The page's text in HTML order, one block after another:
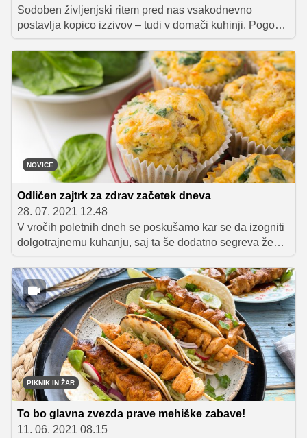
Sodoben življenjski ritem pred nas vsakodnevno
postavlja kopico izzivov – tudi v domači kuhinji. Pogosto
moramo namreč v pičle pol ure pripraviti obrok, ki bo
zadovoljil okuse celotne družine, kar je vse prej kot
mačji kašelj. V takih primerih so nam lahko v veliko
pomoč začimbe, saj predstavljajo pomemben del
našega kulinaričnega ustvarjanja. Z njihovo pomočjo je
mogoče v zelo kratkem času ustvariti vrhunske jedi, ki
očarajo še tako zahtevne jedce.
NOVICE
Odličen zajtrk za zdrav začetek dneva
28. 07. 2021 12.48
V vročih poletnih dneh se poskušamo kar se da izogniti
dolgotrajnemu kuhanju, saj ta še dodatno segreva že
tako pregreto domovanje. Prav tako se izogibamo težki
ter mastni hrani in raje posegamo po hitro pripravljenih
sezonskih jedeh. Pri tem velja staviti na sestavine
biološke pridelave, ki pripomorejo k boljšemu zdravju ter
počutju. Te so v zadnjih letih dostopne vse širši množici
ljudi, saj se odgovorni trgovci zavedajo pomena BIO
prehrane. Zdrave prehranske odločitve pa tudi
nagrajujejo!
PIKNIK IN ŽAR
To bo glavna zvezda prave mehiške zabave!
11. 06. 2021 08.15